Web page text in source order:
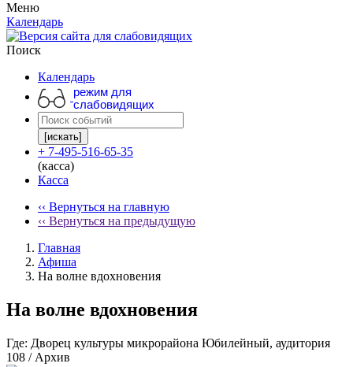
Меню
Календарь
Поиск
Календарь
режим для
слабовидящих
[искать]
+ 7-495-516-65-35
(касса)
Касса
‹‹ Вернуться на главную
‹‹ Вернуться на предыдущую
Главная
Афиша
На волне вдохновения
На волне вдохновения
Где: Дворец культуры микрорайона Юбилейный, аудитория
108 / Архив